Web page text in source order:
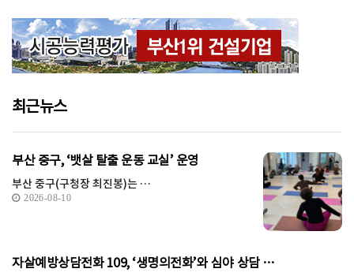
최근뉴스
부산 중구, ‘뱃살 탈출 운동 교실’ 운영
부산 중구(구청장 최진봉)는 …
2026-08-10
자살예방상담전화 109, ‘생명의전화’와 심야 상담 …